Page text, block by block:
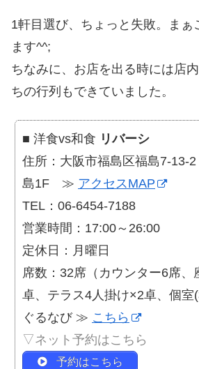
1軒目選び、ちょっと失敗。まぁ
ます^^;
ちなみに、お店を出る時には店
ちの行列もできていました。
■ 洋食vs和食 リバーシ
住所：大阪市福島区福島7-13-
島1F ≫ アクセスMAP
TEL：06-6454-7188
営業時間：17:00～26:00
定休日：月曜日
席数：32席（カウンター6席、
卓、テラス4人掛け×2卓、個室
ぐるなび ≫ こちら
▽ネット予約はこちら
予約はこちら